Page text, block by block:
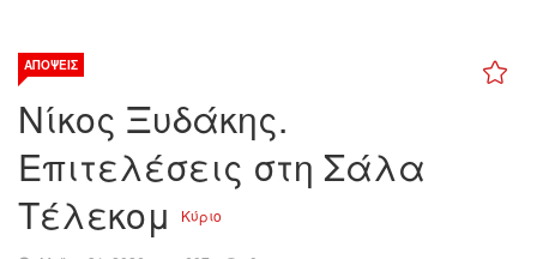
ΑΠΌΨΕΙΣ
Νίκος Ξυδάκης.
Επιτελέσεις στη Σάλα
Τέλεκομ
Κύριο